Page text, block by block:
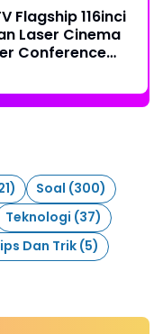
Flagship 116inci
Laser Cinema
Conference
Soal (300)
Teknologi (37)
Dan Trik (5)